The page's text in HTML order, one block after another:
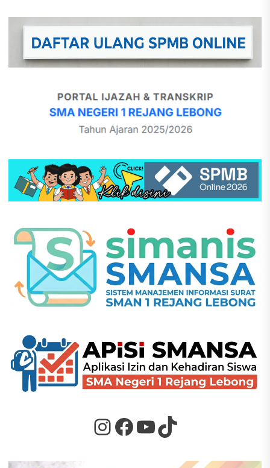
Instagram
Facebook
YouTube
TikTok